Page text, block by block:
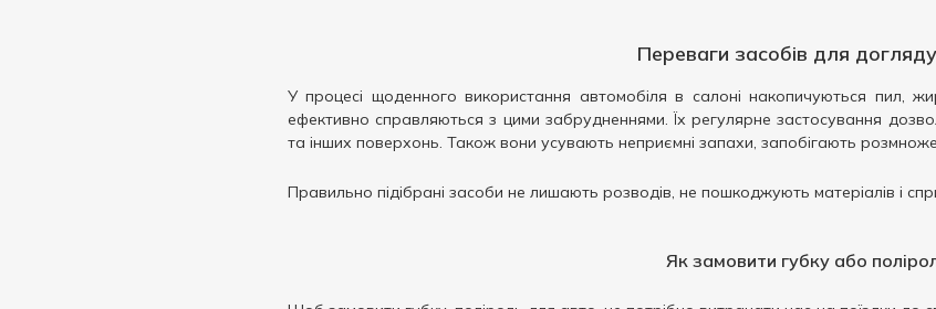
Переваги засобів для
У процесі щоденного використання автомобіля в салоні накопичуються пил,
ефективно справляються з цими забрудненнями. Їх регулярне застосування
та інших поверхонь. Також вони усувають неприємні запахи, запобігають
Правильно підібрані засоби не лишають розводів, не пошкоджують матеріалів і
Як замовити губку або